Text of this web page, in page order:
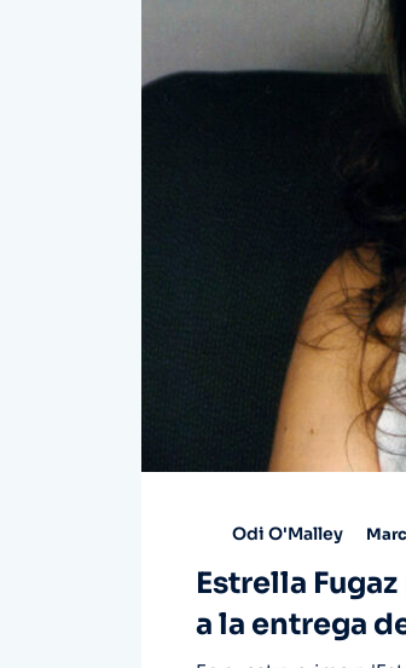
Odi O'Malley
Estrella
a la entrega